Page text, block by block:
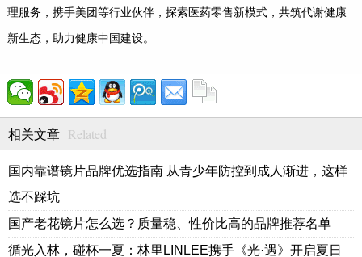
理服务，携手美团等行业伙伴，探索医药零售新模式，共筑代谢健康
新生态，助力健康中国建设。
相关文章 Related
国内靠谱镜片品牌优选指南 从青少年防控到成人渐进，这样
选不踩坑
国产老花镜片怎么选？质量稳、性价比高的品牌推荐名单
循光入林，碰杯一夏：林里LINLEE携手《光·遇》开启夏日